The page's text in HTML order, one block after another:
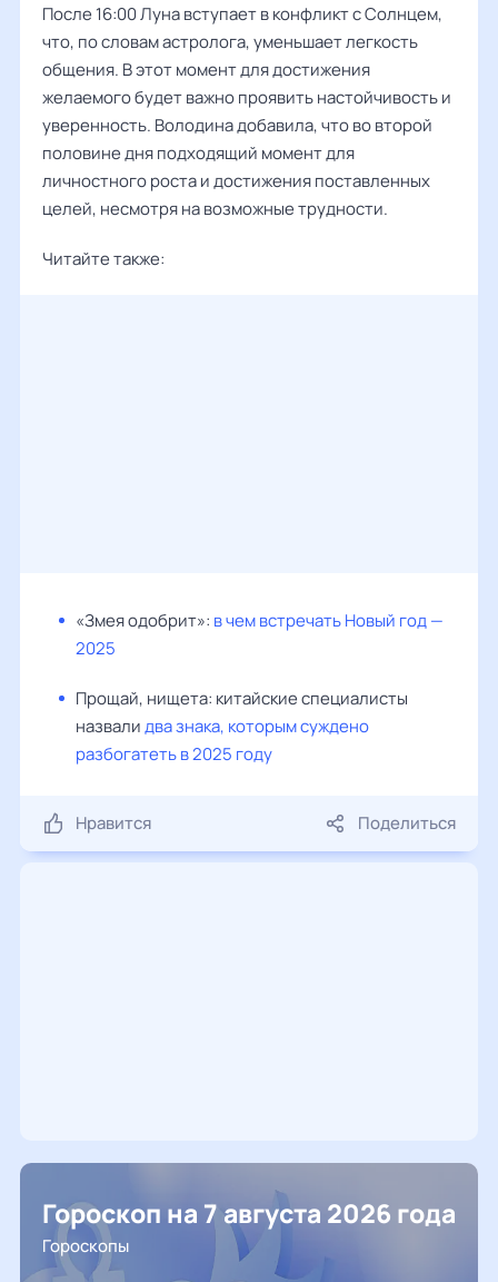
После 16:00 Луна вступает в конфликт с Солнцем,
что, по словам астролога, уменьшает легкость
общения. В этот момент для достижения
желаемого будет важно проявить настойчивость и
уверенность. Володина добавила, что во второй
половине дня подходящий момент для
личностного роста и достижения поставленных
целей, несмотря на возможные трудности.
Читайте также:
«Змея одобрит»: в чем встречать Новый год —
2025
Прощай, нищета: китайские специалисты
назвалидва знака, которым суждено
разбогатеть в 2025 году
Нравится Поделиться
Гороскоп на 7 августа 2026 года
Гороскопы